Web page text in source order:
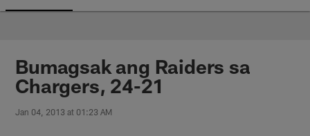
Bumagsak ang Raiders sa
Chargers, 24-21
Jan 04, 2013 at 01:23 AM